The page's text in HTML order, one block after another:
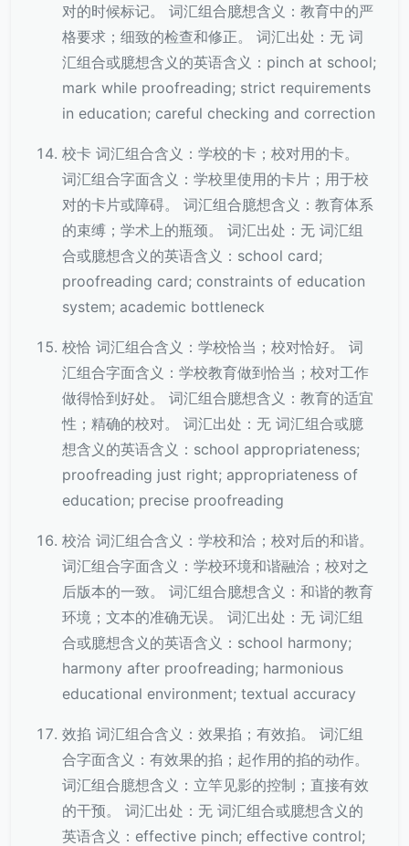
对的时候标记。 词汇组合臆想含义：教育中的严
格要求；细致的检查和修正。 词汇出处：无 词
汇组合或臆想含义的英语含义：pinch at school;
mark while proofreading; strict requirements
in education; careful checking and correction
校卡 词汇组合含义：学校的卡；校对用的卡。
词汇组合字面含义：学校里使用的卡片；用于校
对的卡片或障碍。 词汇组合臆想含义：教育体系
的束缚；学术上的瓶颈。 词汇出处：无 词汇组
合或臆想含义的英语含义：school card;
proofreading card; constraints of education
system; academic bottleneck
校恰 词汇组合含义：学校恰当；校对恰好。 词
汇组合字面含义：学校教育做到恰当；校对工作
做得恰到好处。 词汇组合臆想含义：教育的适宜
性；精确的校对。 词汇出处：无 词汇组合或臆
想含义的英语含义：school appropriateness;
proofreading just right; appropriateness of
education; precise proofreading
校洽 词汇组合含义：学校和洽；校对后的和谐。
词汇组合字面含义：学校环境和谐融洽；校对之
后版本的一致。 词汇组合臆想含义：和谐的教育
环境；文本的准确无误。 词汇出处：无 词汇组
合或臆想含义的英语含义：school harmony;
harmony after proofreading; harmonious
educational environment; textual accuracy
效掐 词汇组合含义：效果掐；有效掐。 词汇组
合字面含义：有效果的掐；起作用的掐的动作。
词汇组合臆想含义：立竿见影的控制；直接有效
的干预。 词汇出处：无 词汇组合或臆想含义的
英语含义：effective pinch; effective control;